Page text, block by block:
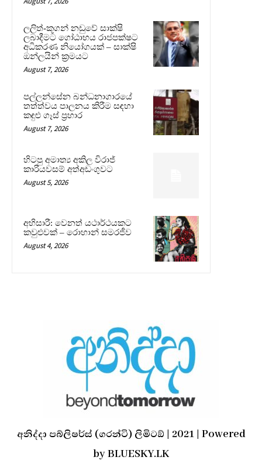
ලලිත්-කූගන් නඩුවේ සාක්ෂි
ලබාදීමට ගෝඨාභය රාජපක්ෂට
අධිකරණ නියෝගයක් – සාක්ෂි
ඔන්ලයින් ක්‍රමයට
August 7, 2026
පල්ලන්සේන බන්ධනාගාරයේ
තත්ත්වය පාලනය කිරීම සඳහා
කඳුළු ගෑස් ප්‍රහාර
August 7, 2026
හිටපු අමාත්‍ය අකිල විරාජ්
කාරියවසම් අත්අඩංගුවට
August 5, 2026
අභිසාරී: වෙනත් යථාර්ථයකට
කවුළුවක් – රොහාන් සමරජීව
August 4, 2026
අනිද්දා පබ්ලිෂර්ස් (ගරන්ටි) ලිමිටඞ් | 2021 | Powered
by BLUESKY.LK